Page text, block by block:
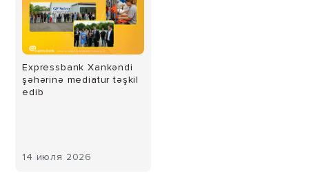
Expressbank Xankəndi
şəhərinə mediatur təşkil
edib
14 июля 2026